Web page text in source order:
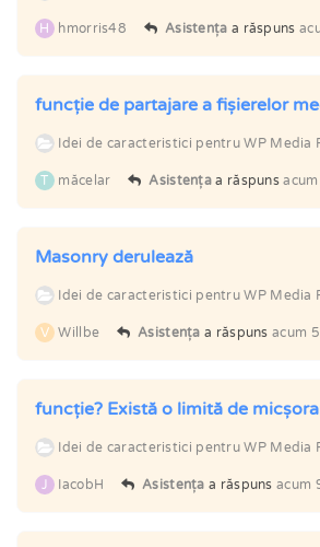
H hmorris48 Asistența a răspuns
Idei de caracteristici pentru WP Media
T măcelar Asistența a răspuns
Masonry derulează
Idei de caracteristici pentru WP Media
V Willbe Asistența a răspunsacum
funcție? Există o limită de
Idei de caracteristici pentru WP Media
J IacobH Asistența a răspunsacum